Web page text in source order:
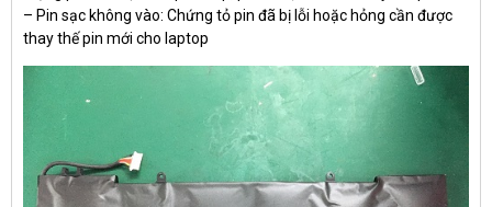
– Pin sạc không vào: Chứng tỏ pin đã bị lỗi hoặc hỏng cần được
thay thế pin mới cho laptop